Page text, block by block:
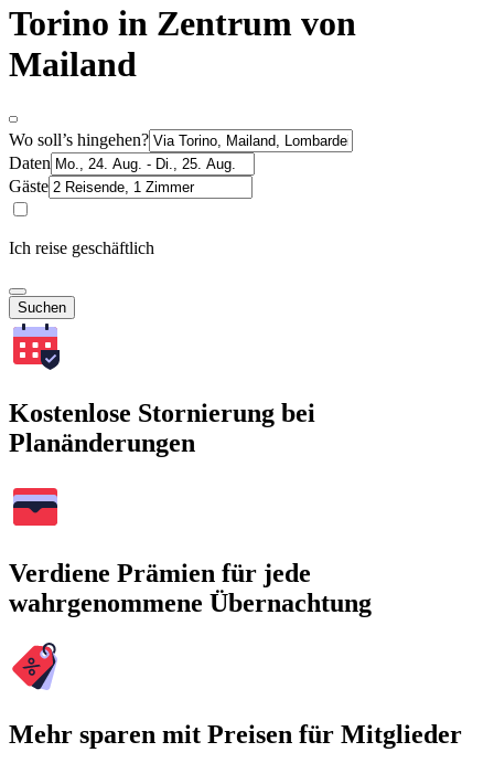
Torino in Zentrum von
Mailand
Wo soll’s hingehen?
Daten
Gäste
Ich reise geschäftlich
Suchen
Kostenlose Stornierung bei
Planänderungen
Verdiene Prämien für jede
wahrgenommene Übernachtung
Mehr sparen mit Preisen für Mitglieder